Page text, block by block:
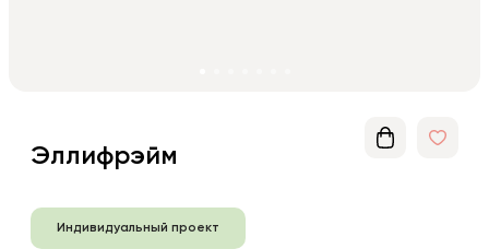
Эллифрэйм
Индивидуальный проект